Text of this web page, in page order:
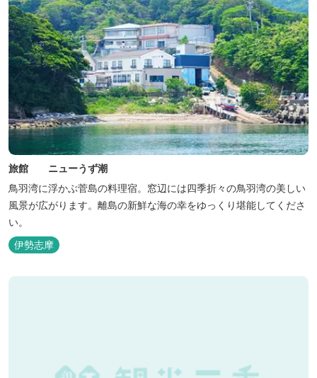
旅館 ニューうず潮
鳥羽湾に浮かぶ菅島の料理宿。窓辺には四季折々の鳥羽湾の美しい
風景が広がります。離島の新鮮な海の幸をゆっくり堪能してくださ
い。
伊勢志摩